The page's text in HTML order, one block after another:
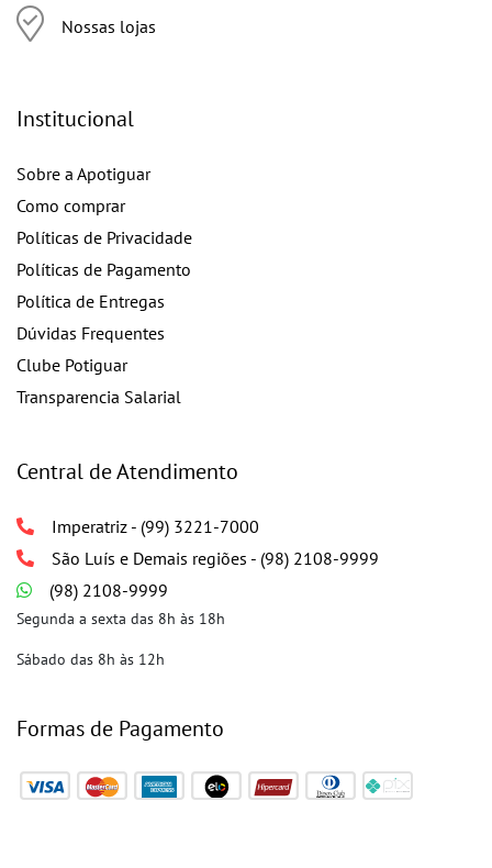
Nossas lojas
Institucional
Sobre a Apotiguar
Como comprar
Políticas de Privacidade
Políticas de Pagamento
Política de Entregas
Dúvidas Frequentes
Clube Potiguar
Transparencia Salarial
Central de Atendimento
Imperatriz - (99) 3221-7000
São Luís e Demais regiões - (98) 2108-9999
(98) 2108-9999
Segunda a sexta das 8h às 18h
Sábado das 8h às 12h
Formas de Pagamento